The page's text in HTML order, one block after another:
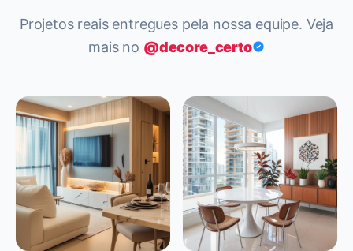
Projetos reais entregues pela nossa equipe. Veja
mais no @decore_certo